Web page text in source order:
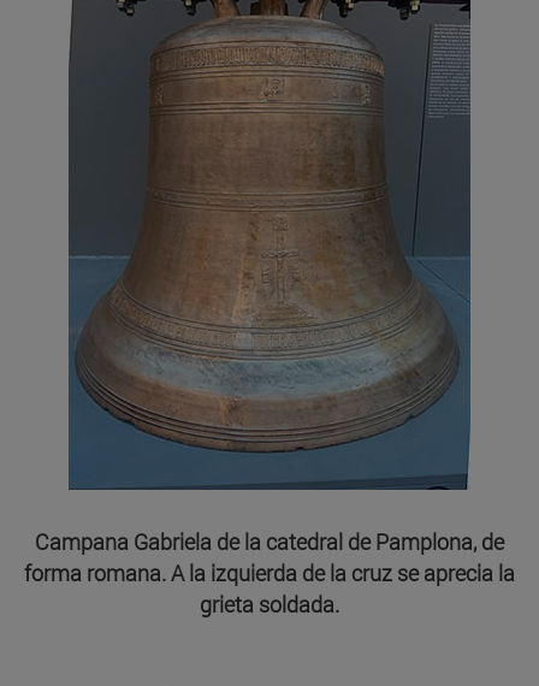
Campana Gabriela de la catedral de Pamplona, de
forma romana. A la izquierda de la cruz se aprecia la
grieta soldada.